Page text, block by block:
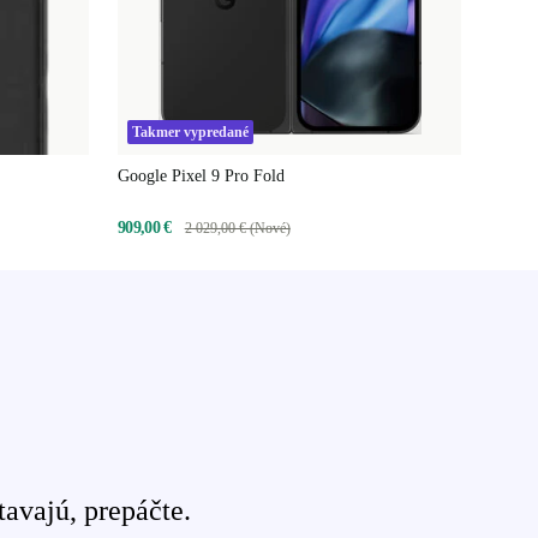
prepáčte.
Takmer vypredané
Google Pixel 9 Pro Fold
909,00 € 2 029,00 € (Nové)